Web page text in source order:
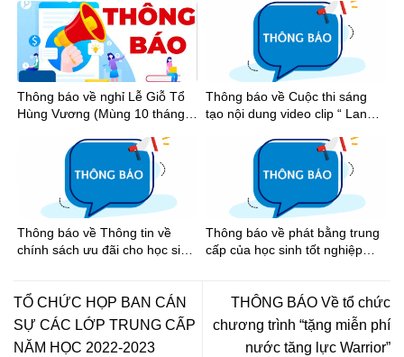
Thông báo về nghỉ Lễ Giỗ Tổ
Hùng Vương (Mùng 10 tháng 3
(30/4) và Ngày Quốc tế Lao
động (01/5) năm 2026
Thông báo về Cuộc thi sáng
tạo nội dung video clip “ Lan
đường Thành phố Hồ Chí Minh
Thông báo về Thông tin về
chính sách ưu đãi cho học sinh
Thông báo về phát bằng trung
cấp của học sinh tốt nghiệp
TỔ CHỨC HỌP BAN CÁN
SỰ CÁC LỚP TRUNG CẤP
NĂM HỌC 2022-2023
THÔNG BÁO Về tổ chức
chương trình “tặng miễn phí
nước tăng lực Warrior”